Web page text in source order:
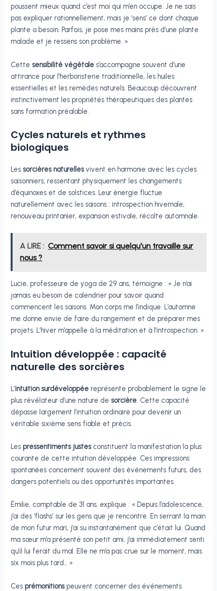
poussent mieux quand c’est moi qui m’en occupe. Je ne sais
pas expliquer rationnellement, mais je ‘sens’ ce dont chaque
plante a besoin. Parfois, je pose mes mains près d’une plante
malade et je ressens son problème. »
Cette sensibilité végétale s’accompagne souvent d’une
attirance pour l’herboristerie traditionnelle, les huiles
essentielles et les remèdes naturels. Beaucoup découvrent
instinctivement les propriétés thérapeutiques des plantes
sans formation préalable.
Cycles naturels et rythmes
biologiques
Les sorcières naturellesvivent en harmonie avec les cycles
saisonniers, ressentant physiquement les changements
d’équinoxes et de solstices. Leur énergie fluctue
naturellement avec les saisons : introspection hivernale,
renouveau printanier, expansion estivale, récolte automnale.
A LIRE : Comment savoir si quelqu'un travaille sur
nous ?
Lucie, professeure de yoga de 29 ans, témoigne : « Je n’ai
jamais eu besoin de calendrier pour savoir quand
commencent les saisons. Mon corps me l’indique. L’automne
me donne envie de faire du rangement et de préparer mes
projets. L’hiver m’appelle à la méditation et à l’introspection. »
Intuition développée : capacité
naturelle des sorcières
L’intuition surdéveloppée représente probablement le signe le
plus révélateur d’une nature de sorcière . Cette capacité
dépasse largement l’intuition ordinaire pour devenir un
véritable sixième sens fiable et précis.
Les pressentiments justesconstituent la manifestation la plus
courante de cette intuition développée. Ces impressions
spontanées concernent souvent des événements futurs, des
dangers potentiels ou des opportunités importantes.
Émilie, comptable de 31 ans, explique : « Depuis l’adolescence,
j’ai des ‘flashs’ sur les gens que je rencontre. En serrant la main
de mon futur mari, j’ai su instantanément que c’était lui. Quand
ma sœur m’a présenté son petit ami, j’ai immédiatement senti
qu’il lui ferait du mal. Elle ne m’a pas crue sur le moment, mais
six mois plus tard… »
Ces prémonitionspeuvent concerner des événements